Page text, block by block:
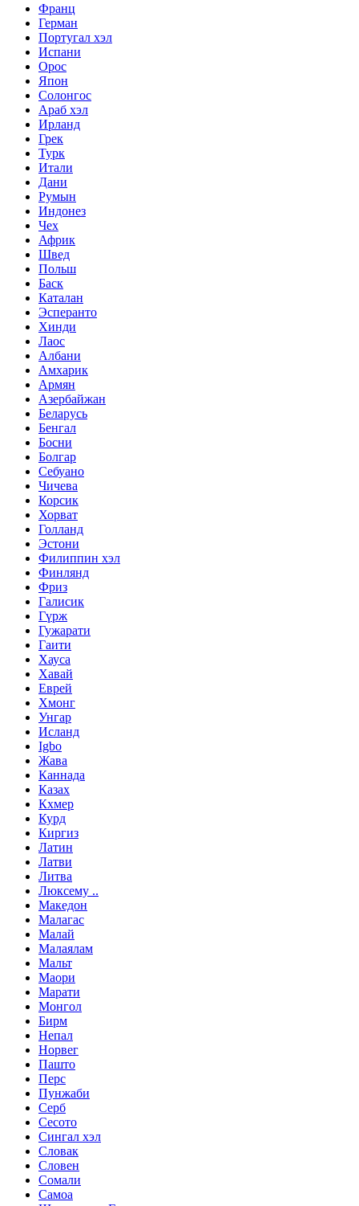
Франц
Герман
Португал хэл
Испани
Орос
Япон
Солонгос
Араб хэл
Ирланд
Грек
Турк
Итали
Дани
Румын
Индонез
Чех
Африк
Швед
Польш
Баск
Каталан
Эсперанто
Хинди
Лаос
Албани
Амхарик
Армян
Азербайжан
Беларусь
Бенгал
Босни
Болгар
Себуано
Чичева
Корсик
Хорват
Голланд
Эстони
Филиппин хэл
Финлянд
Фриз
Галисик
Гүрж
Гужарати
Гаити
Хауса
Хавай
Еврей
Хмонг
Унгар
Исланд
Igbo
Жава
Каннада
Казах
Кхмер
Курд
Киргиз
Латин
Латви
Литва
Люксему ..
Македон
Малагас
Малай
Малаялам
Мальт
Маори
Марати
Монгол
Бирм
Непал
Норвег
Пашто
Перс
Пунжаби
Серб
Сесото
Сингал хэл
Словак
Словен
Сомали
Самоа